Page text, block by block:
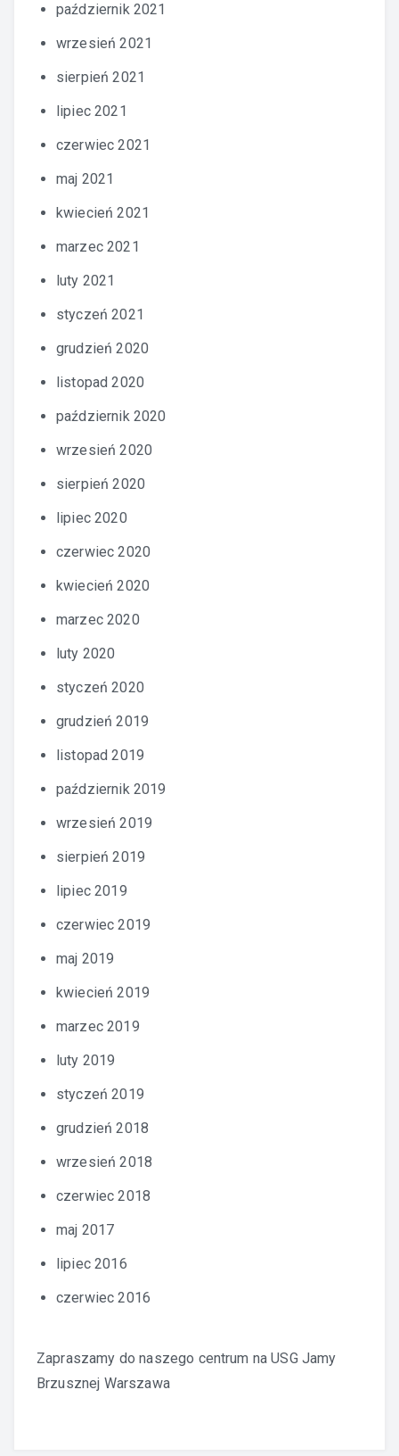
październik 2021
wrzesień 2021
sierpień 2021
lipiec 2021
czerwiec 2021
maj 2021
kwiecień 2021
marzec 2021
luty 2021
styczeń 2021
grudzień 2020
listopad 2020
październik 2020
wrzesień 2020
sierpień 2020
lipiec 2020
czerwiec 2020
kwiecień 2020
marzec 2020
luty 2020
styczeń 2020
grudzień 2019
listopad 2019
październik 2019
wrzesień 2019
sierpień 2019
lipiec 2019
czerwiec 2019
maj 2019
kwiecień 2019
marzec 2019
luty 2019
styczeń 2019
grudzień 2018
wrzesień 2018
czerwiec 2018
maj 2017
lipiec 2016
czerwiec 2016
Zapraszamy do naszego centrum naUSG Jamy
Brzusznej Warszawa